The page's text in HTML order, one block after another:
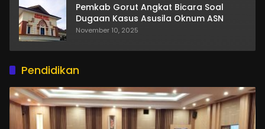
Pemkab Gorut Angkat Bicara Soal
Dugaan Kasus Asusila Oknum ASN
November 10, 2025
Pendidikan